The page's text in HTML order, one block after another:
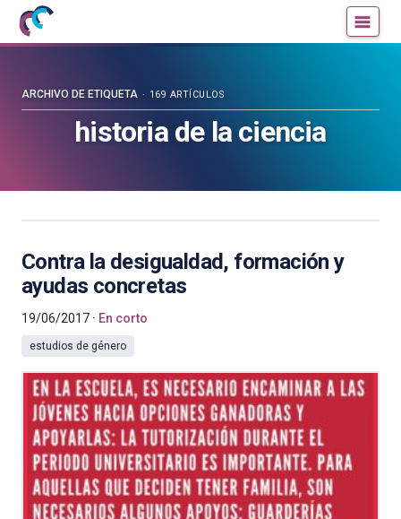
Mujeres
con
blog
historia de la ciencia
ARCHIVO DE ETIQUETA 169 ARTÍCULOS
Contra la desigualdad, formación y
ayudas concretas
19/06/2017 En corto
estudios de género